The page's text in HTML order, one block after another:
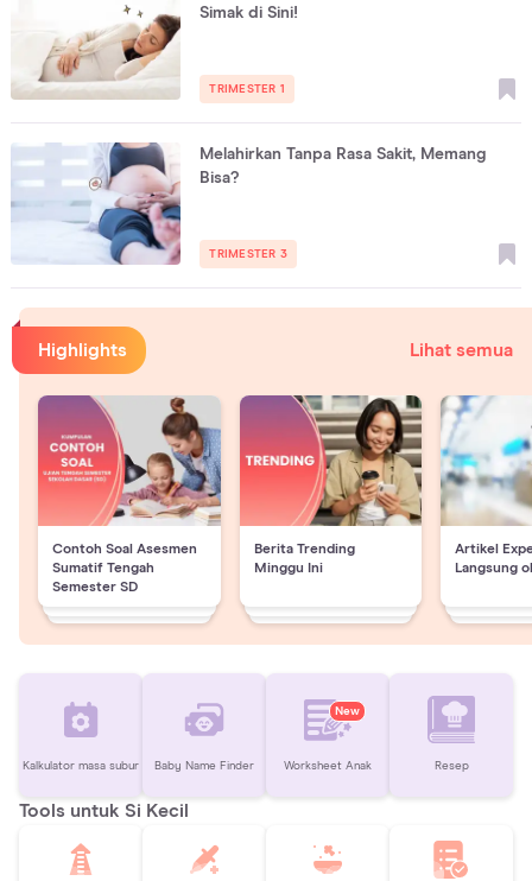
Simak di Sini!
TRIMESTER 1
Melahirkan Tanpa Rasa Sakit, Memang
Bisa?
TRIMESTER 3
Highlights Lihat semua
Contoh Soal Asesmen
Sumatif Tengah
Semester SD
Berita Trending
Minggu Ini
Artikel
Langsung
Kalkulator masa subur Baby Name Finder
New
Worksheet Anak Resep
Tools untuk Si Kecil